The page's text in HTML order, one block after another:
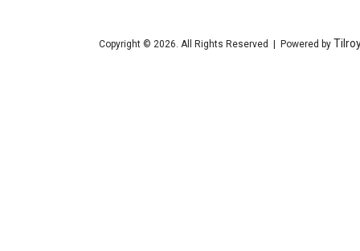
Copyright © 2026. All Rights Reserved | Powered by